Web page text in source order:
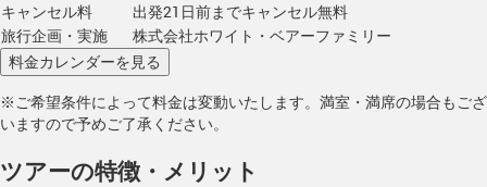
キャンセル料
出発21日前までキャンセル無料
旅行企画・実施
株式会社ホワイト・ベアーファミリー
※ご希望条件によって料金は変動いたします。満室・満席の場合もござ
いますので予めご了承ください。
ツアーの特徴・メリット